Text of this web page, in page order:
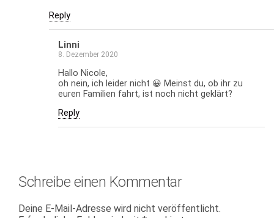
Reply
Linni
8. Dezember 2020
Hallo Nicole,
oh nein, ich leider nicht 😀 Meinst du, ob ihr zu
euren Familien fahrt, ist noch nicht geklärt?
Reply
Schreibe einen Kommentar
Deine E-Mail-Adresse wird nicht veröffentlicht.